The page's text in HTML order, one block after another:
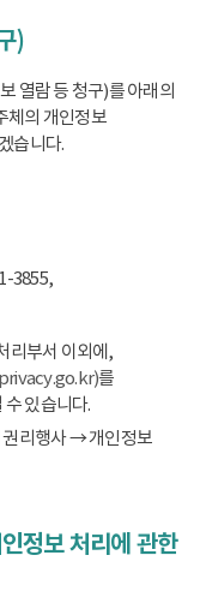
)
열람 등 청구)를 아래의
체의 개인정보
습니다.
3855,
리부서 이외에,
를
있습니다.
리행사 → 개인정보
정보 처리에 관한